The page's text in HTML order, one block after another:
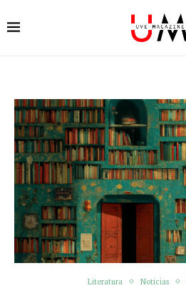
Literatura Noticias